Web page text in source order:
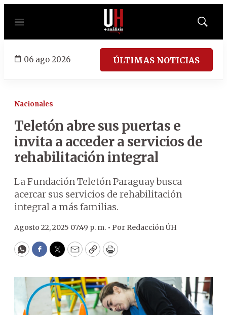
Menú
Mostrar
06 ago 2026 ÚLTIMAS NOTICIAS
Nacionales
Teletón abre sus puertas e
invita a acceder a servicios de
rehabilitación integral
La Fundación Teletón Paraguay busca
acercar sus servicios de rehabilitación
integral a más familias.
Agosto 22, 2025 07:49 p. m. • Por Redacción ÚH
WhatsApp
Facebook
Twitter
EmailCopyPrint